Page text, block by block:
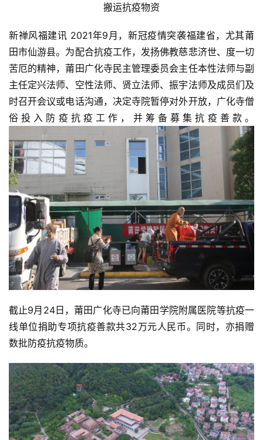
搬运抗疫物资
新禅风福建讯 2021年9月，新冠疫情突袭福建省，尤其莆
田市仙游县。为配合抗疫工作，发扬佛教慈悲济世、度一切
苦厄的精神，莆田广化寺民主管理委员会主任本性法师与副
主任定兴法师、空性法师、贤立法师、振宇法师及成员们及
时召开会议或电话沟通，决定寺院暂停对外开放，广化寺僧
俗投入防疫抗疫工作，并筹备募集抗疫善款。
截止9月24日，莆田广化寺已向莆田学院附属医院等抗疫一
线单位捐助专项抗疫善款共32万元人民币。同时，亦捐赠
数批防疫抗疫物质。